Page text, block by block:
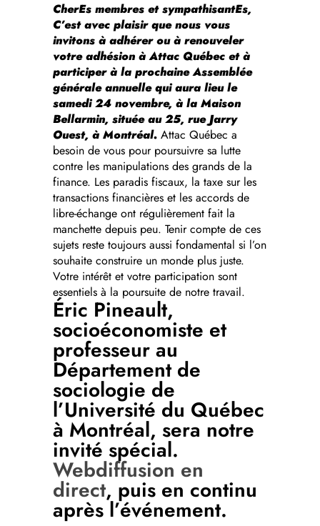
CherEs membres et sympathisantEs,
C’est avec plaisir que nous vous
invitons à adhérer ou à renouveler
votre adhésion à Attac Québec et à
participer à la prochaine Assemblée
générale annuelle qui aura lieu le
samedi 24 novembre, à la Maison
Bellarmin, située au 25, rue Jarry
Ouest, à Montréal. Attac Québec a
besoin de vous pour poursuivre sa lutte
contre les manipulations des grands de la
finance. Les paradis fiscaux, la taxe sur les
transactions financières et les accords de
libre-échange ont régulièrement fait la
manchette depuis peu. Tenir compte de ces
sujets reste toujours aussi fondamental si l’on
souhaite construire un monde plus juste.
Votre intérêt et votre participation sont
essentiels à la poursuite de notre travail.
Éric Pineault,
socioéconomiste et
professeur au
Département de
sociologie de
l’Université du Québec
à Montréal, sera notre
invité spécial.
Webdiffusion en
direct, puis en continu
après l’événement.